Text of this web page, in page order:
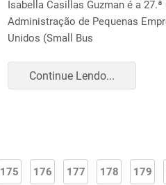
Isabella Casillas Guzman é a
Administração de Pequenas
Unidos (Small Bus
Continue Lendo...
175 176 177 178 179